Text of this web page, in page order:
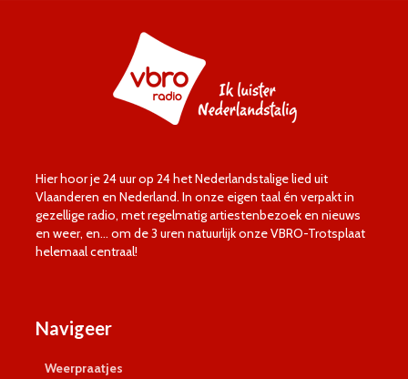
Hier hoor je 24 uur op 24 het Nederlandstalige lied uit
Vlaanderen en Nederland. In onze eigen taal én verpakt in
gezellige radio, met regelmatig artiestenbezoek en nieuws
en weer, en… om de 3 uren natuurlijk onze VBRO-Trotsplaat
helemaal centraal!
Navigeer
Weerpraatjes